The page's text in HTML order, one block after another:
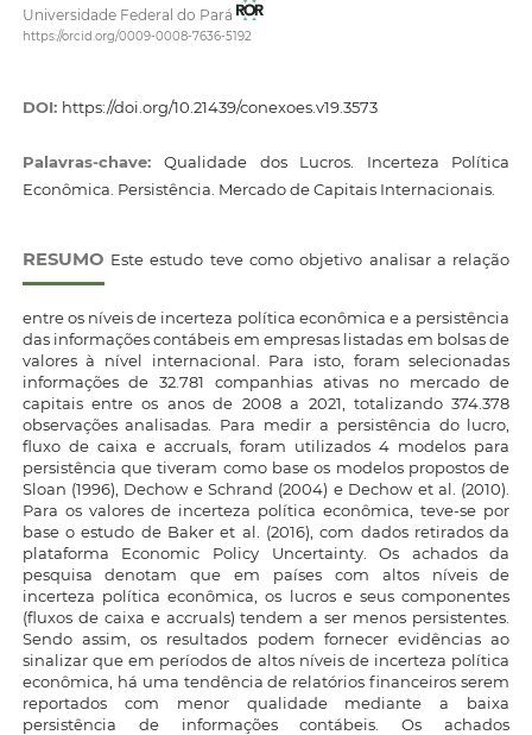
Universidade Federal do Pará
https://orcid.org/0009-0008-7636-5192
DOI: https://doi.org/10.21439/conexoes.v19.3573
Palavras-chave:Qualidade dos Lucros. Incerteza Política
Econômica. Persistência. Mercado de Capitais Internacionais.
RESUMO Este estudo teve como objetivo analisar a relação
entre os níveis de incerteza política econômica e a persistência
das informações contábeis em empresas listadas em bolsas de
valores à nível internacional. Para isto, foram selecionadas
informações de 32.781 companhias ativas no mercado de
capitais entre os anos de 2008 a 2021, totalizando 374.378
observações analisadas. Para medir a persistência do lucro,
fluxo de caixa e accruals, foram utilizados 4 modelos para
persistência que tiveram como base os modelos propostos de
Sloan (1996), Dechow e Schrand (2004) e Dechow et al. (2010).
Para os valores de incerteza política econômica, teve-se por
base o estudo de Baker et al. (2016), com dados retirados da
plataforma Economic Policy Uncertainty. Os achados da
pesquisa denotam que em países com altos níveis de
incerteza política econômica, os lucros e seus componentes
(fluxos de caixa e accruals) tendem a ser menos persistentes.
Sendo assim, os resultados podem fornecer evidências ao
sinalizar que em períodos de altos níveis de incerteza política
econômica, há uma tendência de relatórios financeiros serem
reportados com menor qualidade mediante a baixa
persistência de informações contábeis. Os achados